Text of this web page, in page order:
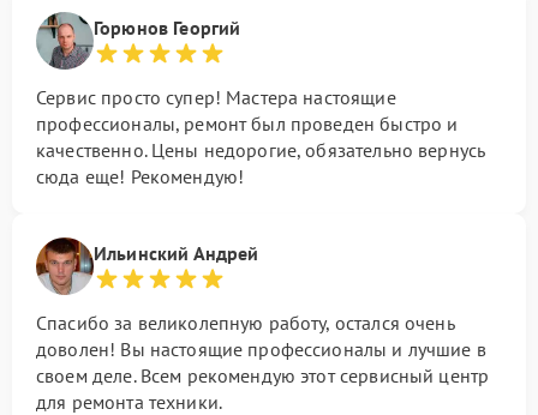
Горюнов Георгий
Сервис просто супер! Мастера настоящие
профессионалы, ремонт был проведен быстро и
качественно. Цены недорогие, обязательно вернусь
сюда еще! Рекомендую!
Ильинский Андрей
Спасибо за великолепную работу, остался очень
доволен! Вы настоящие профессионалы и лучшие в
своем деле. Всем рекомендую этот сервисный центр
для ремонта техники.